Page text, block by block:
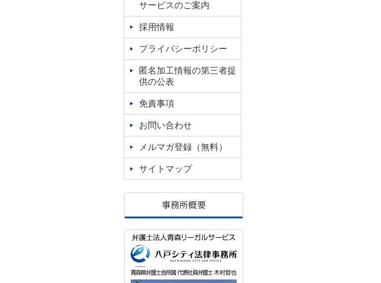
サービスのご案内
採用情報
プライバシーポリシー
匿名加工情報の第三者提
供の公表
免責事項
お問い合わせ
メルマガ登録（無料）
サイトマップ